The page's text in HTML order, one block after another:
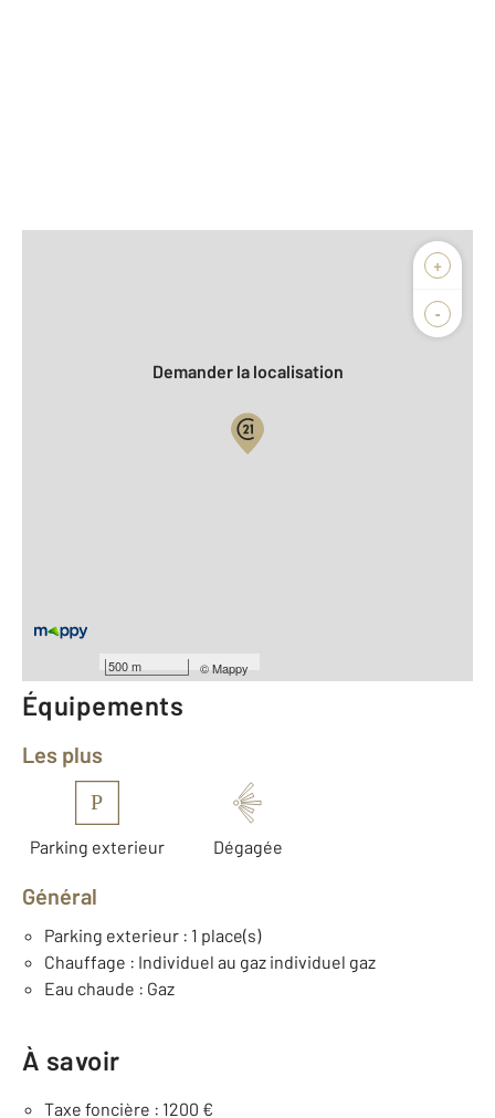
+
-
500 m ©Mappy
Biens vendus
Demander la localisation
Année construction : 1975
Équipements
Les plus
P
Parking exterieur Dégagée
Général
Parking exterieur : 1 place(s)
Chauffage : Individuel au gaz individuel gaz
Eau chaude : Gaz
À savoir
Taxe foncière : 1200 €